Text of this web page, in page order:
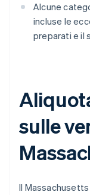
Alcune
incluse le
preparati e il
sulle
Il Massachusetts